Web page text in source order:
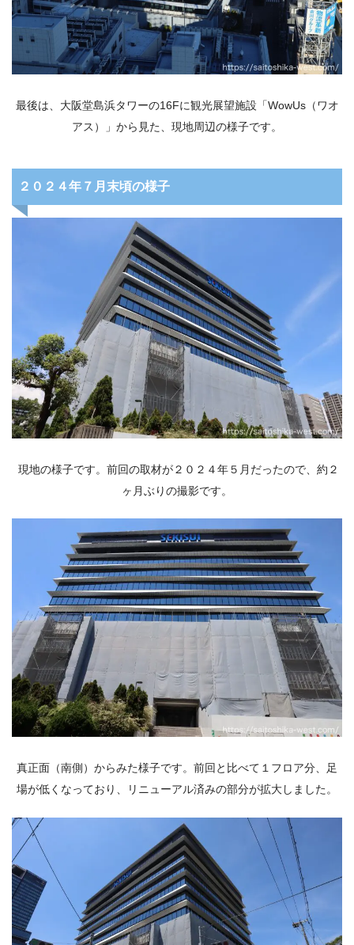
最後は、大阪堂島浜タワーの16Fに観光展望施設「WowUs（ワオ
アス）」から見た、現地周辺の様子です。
２０２４年７月末頃の様子
現地の様子です。前回の取材が２０２４年５月だったので、約２
ヶ月ぶりの撮影です。
真正面（南側）からみた様子です。前回と比べて１フロア分、足
場が低くなっており、リニューアル済みの部分が拡大しました。